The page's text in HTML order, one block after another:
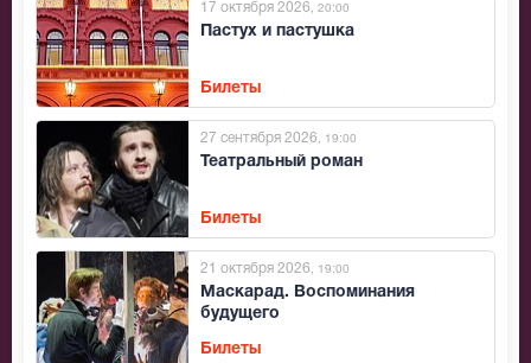
Пастух и пастушка
17 октября 2026 , 20:00
Билеты
Театральный роман
27 сентября 2026 , 19:00
Билеты
Маскарад. Воспоминания
будущего
21 октября 2026 , 19:00
Билеты